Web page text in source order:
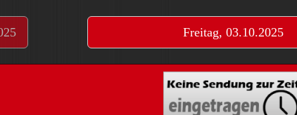
Freitag, 03.10.2025